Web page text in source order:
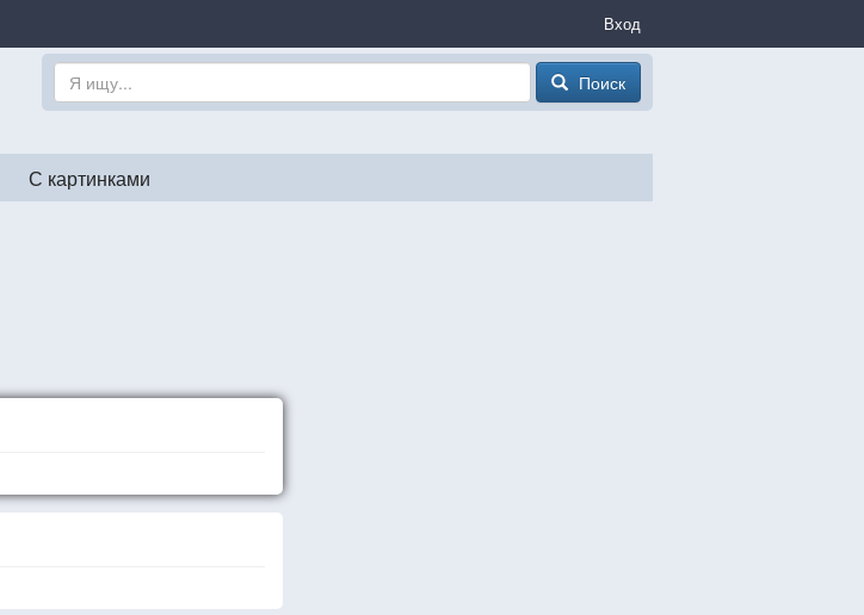
Вход
Поиск
С картинками